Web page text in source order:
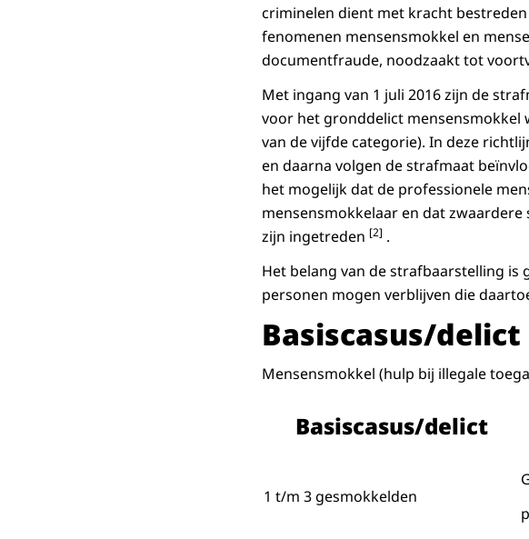
criminelen dient met kracht
fenomenen mensensmokkel en
documentfraude, noodzaakt tot
Met ingang van 1 juli 2016 zijn de
voor het gronddelict mensensmokkel
van de vijfde categorie). In deze
en daarna volgen de strafmaat
het mogelijk dat de professionele
mensensmokkelaar en dat
zijn ingetreden [2] .
Het belang van de strafbaarstelling is
personen mogen verblijven die
Basiscasus/delict
Mensensmokkel (hulp bij illegale
Basiscasus/delict
1 t/m 3 gesmokkelden